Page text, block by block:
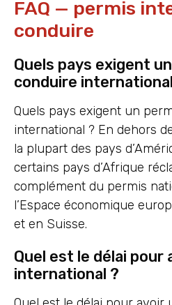
FAQ — permis
conduire
Quels pays exigent
conduire
Quels pays exigent un
international ? En dehors
la plupart des pays
certains pays d’Afrique
complément du permis
l’Espace économique
et en Suisse.
Quel est le délai pour
international ?